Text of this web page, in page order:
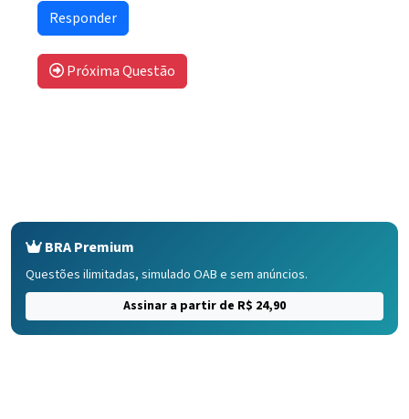
Próxima Questão
BRA Premium
Questões ilimitadas, simulado OAB e sem anúncios.
Assinar a partir de R$ 24,90